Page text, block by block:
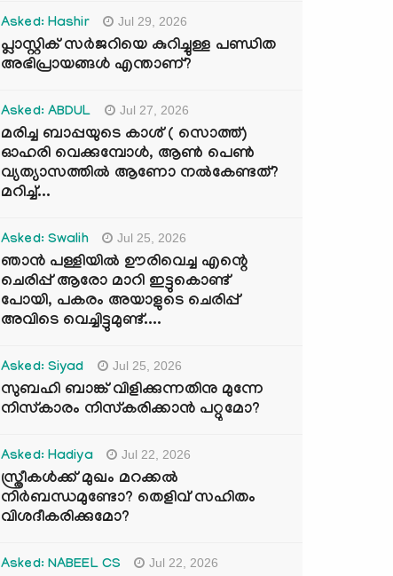
Asked: Hashir Jul 29, 2026
പ്ലാസ്റ്റിക് സർജറിയെ കുറിച്ചുള്ള പണ്ഡിത
അഭിപ്രായങ്ങൾ എന്താണ്?
Asked: ABDUL Jul 27, 2026
മരിച്ച ബാപ്പയുടെ കാശ് ( സൊത്ത്)
ഓഹരി വെക്കുമ്പോൾ, ആണ്‍ പെണ്‍
വ്യത്യാസത്തില്‍ ആണോ നല്‍കേണ്ടത്?
മറിച്ച്...
Asked: Swalih Jul 25, 2026
ഞാൻ പള്ളിയിൽ ഊരിവെച്ച എന്റെ
ചെരിപ്പ് ആരോ മാറി ഇട്ടുകൊണ്ട്
പോയി, പകരം അയാളുടെ ചെരിപ്പ്
അവിടെ വെച്ചിട്ടുമുണ്ട്....
Asked: Siyad Jul 25, 2026
സുബഹി ബാങ്ക് വിളിക്കുന്നതിനു മുന്നേ
നിസ്കാരം നിസ്കരിക്കാൻ പറ്റുമോ?
Asked: Hadiya Jul 22, 2026
സ്ത്രീകൾക്ക് മുഖം മറക്കൽ
നിർബന്ധമുണ്ടോ? തെളിവ് സഹിതം
വിശദീകരിക്കുമോ?
Asked: NABEEL CS Jul 22, 2026